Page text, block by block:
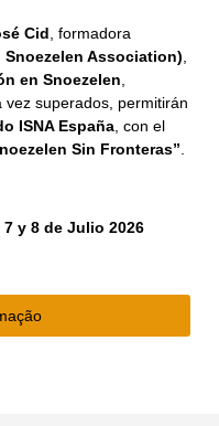
Cid , formadora
Snoezelen Association)
en Snoezelen
superados, permitirán
ISNA España , con el
Sin Fronteras”
y 8 de Julio 2026